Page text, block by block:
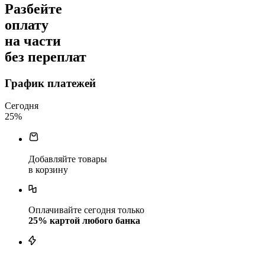
Разбейте
оплату
на части
без переплат
График платежей
Сегодня
25%
Добавляйте товары
в корзину
Оплачивайте сегодня только
25% картой любого банка